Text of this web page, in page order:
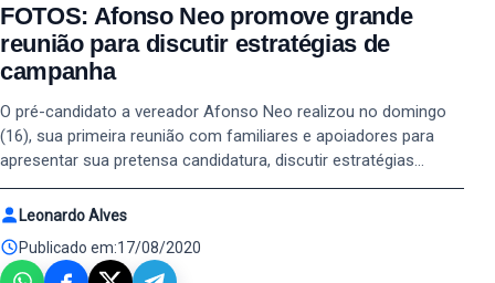
FOTOS: Afonso Neo promove grande
reunião para discutir estratégias de
campanha
O pré-candidato a vereador Afonso Neo realizou no domingo
(16), sua primeira reunião com familiares e apoiadores para
apresentar sua pretensa candidatura, discutir estratégias…
Leonardo Alves
Publicado em:17/08/2020